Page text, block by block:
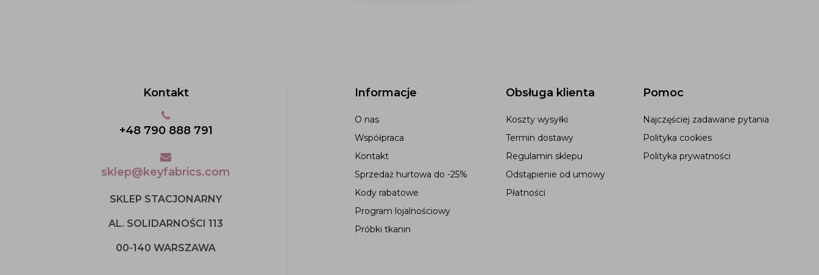
Informacje
O nas
Współpraca
Kontakt
Sprzedaż hurtowa do -25%
Kody rabatowe
Program lojalnościowy
Próbki tkanin
Obsługa klienta
Koszty wysyłki
Termin dostawy
Regulamin sklepu
Odstąpienie od umowy
Płatności
Pomoc
Najczęściej zadawane pytania
Polityka cookies
Polityka prywatności
Kontakt
+48 790 888 791
sklep@keyfabrics.com
SKLEP STACJONARNY
AL. SOLIDARNOŚCI 113
00-140 WARSZAWA